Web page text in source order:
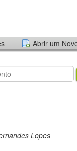
Abrir um
Lopes